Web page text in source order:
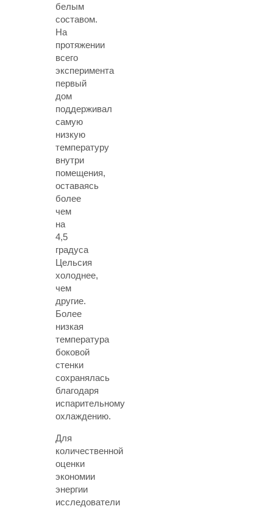
белым
составом.
На
протяжении
всего
эксперимента
первый
дом
поддерживал
самую
низкую
температуру
внутри
помещения,
оставаясь
более
чем
на
4,5
градуса
Цельсия
холоднее,
чем
другие.
Более
низкая
температура
боковой
стенки
сохранялась
благодаря
испарительному
охлаждению.
Для
количественной
оценки
экономии
энергии
исследователи